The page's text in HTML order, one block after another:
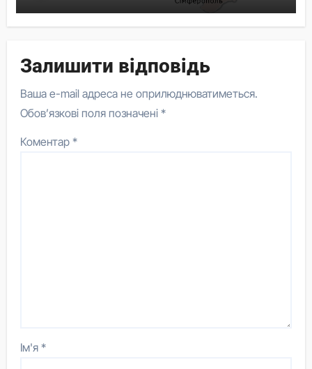
Залишити відповідь
Ваша e-mail адреса не оприлюднюватиметься.
Обов’язкові поля позначені*
Коментар*
Ім'я*